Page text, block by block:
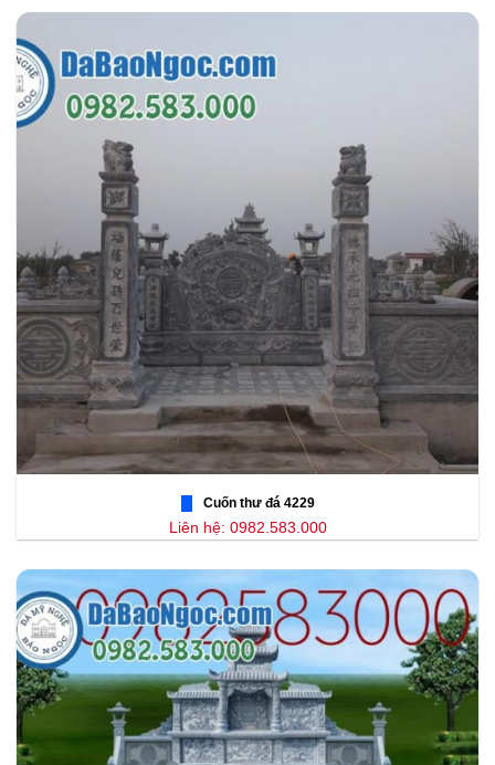
Cuốn thư đá 4229
Liên hệ: 0982.583.000